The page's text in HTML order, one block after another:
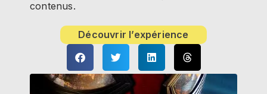
contenus.
Découvrir l’expérience